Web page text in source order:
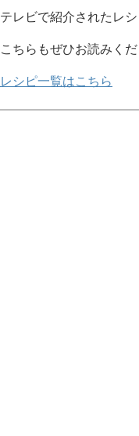
テレビで紹介されたレ
こちらもぜひお読みくだ
レシピ一覧はこちら